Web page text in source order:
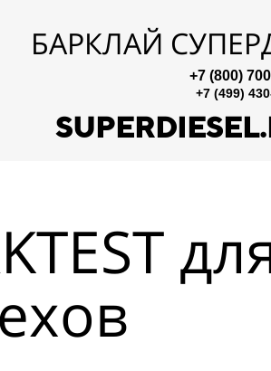
БАРКЛАЙ
+7 (800)
+7 (499)